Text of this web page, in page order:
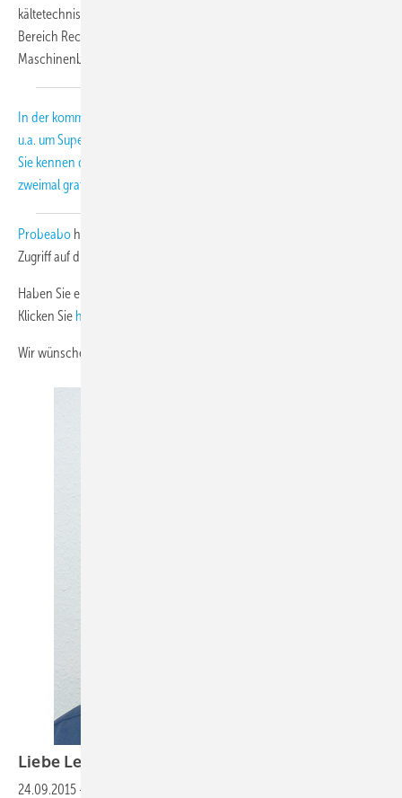
kältetechnischen Anlagen von e-shelter, einem Dienstleister im
Bereich Rechenzentren und über Elektrofilter, die bei einem
Maschinenbauunternehmen zum Einsatz kommen.
In der kommenden Print-Ausgabe, die am 10. März erscheint, geht es
u.a. um Supermarktkälte, Wärmerückgewinnung und um Luftleitungen.
Sie kennen die Print-Ausgabe noch gar nicht? Dann lernen Sie die KK
zweimal gratis kennen!
Probeabo haben Sie für die Laufzeit über
Zugriff auf die Inhalte von rund 200 Heftausgaben.
Haben Sie einen Newsletter von uns verpasst? Auch kein Problem!
Klicken Sie hier
Wir wünschen Ihnen viel Spaß beim Lesen.
Liebe Leserinnen und
24.09.2015 -